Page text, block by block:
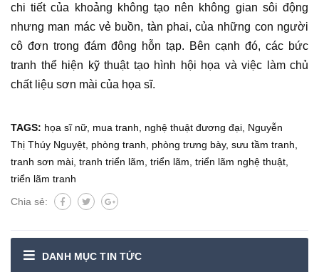
chi tiết của khoảng không tạo nên không gian sôi động
nhưng man mác vẻ buồn, tàn phai, của những con người
cô đơn trong đám đông hỗn tạp. Bên cạnh đó, các bức
tranh thể hiện kỹ thuật tạo hình hội họa và việc làm chủ
chất liệu sơn mài của họa sĩ.
TAGS: họa sĩ nữ mua tranh nghệ thuật đương đại Nguyễn
Thị Thúy Nguyệt phòng tranh phòng trưng bày, sưu tầm tranh
tranh sơn mài tranh triển lãm triển lãm triển lãm nghệ thuật
triển lãm tranh
Chia sẻ:
DANH MỤC TIN TỨC